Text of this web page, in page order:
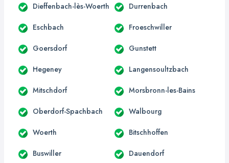
Dieffenbach-lès-Woerth Durrenbach
Eschbach Froeschwiller
Goersdorf Gunstett
Hegeney Langensoultzbach
Mitschdorf Morsbronn-les-Bains
Oberdorf-Spachbach Walbourg
Woerth Bitschhoffen
Buswiller Dauendorf